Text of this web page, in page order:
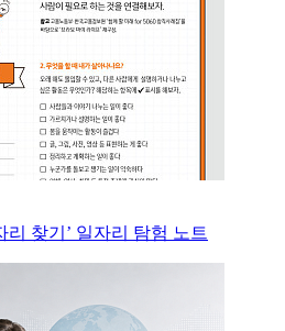
리 찾기’ 일자리 탐험 노트